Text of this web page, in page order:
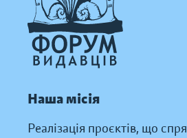
Наша місія
Реалізація проєктів, що